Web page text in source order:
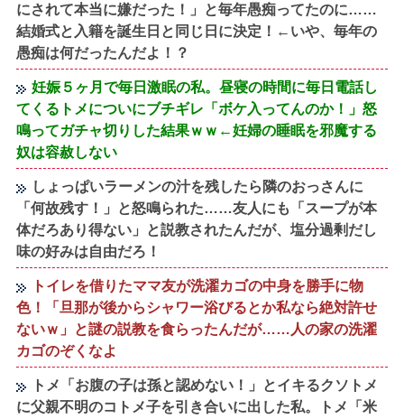
にされて本当に嫌だった！」と毎年愚痴ってたのに……
結婚式と入籍を誕生日と同じ日に決定！←いや、毎年の
愚痴は何だったんだよ！？
妊娠５ヶ月で毎日激眠の私。昼寝の時間に毎日電話し
てくるトメについにブチギレ「ボケ入ってんのか！」怒
鳴ってガチャ切りした結果ｗｗ←妊婦の睡眠を邪魔する
奴は容赦しない
しょっぱいラーメンの汁を残したら隣のおっさんに
「何故残す！」と怒鳴られた……友人にも「スープが本
体だろあり得ない」と説教されたんだが、塩分過剰だし
味の好みは自由だろ！
トイレを借りたママ友が洗濯カゴの中身を勝手に物
色！「旦那が後からシャワー浴びるとか私なら絶対許せ
ないｗ」と謎の説教を食らったんだが……人の家の洗濯
カゴのぞくなよ
トメ「お腹の子は孫と認めない！」とイキるクソトメ
に父親不明のコトメ子を引き合いに出した私。トメ「米